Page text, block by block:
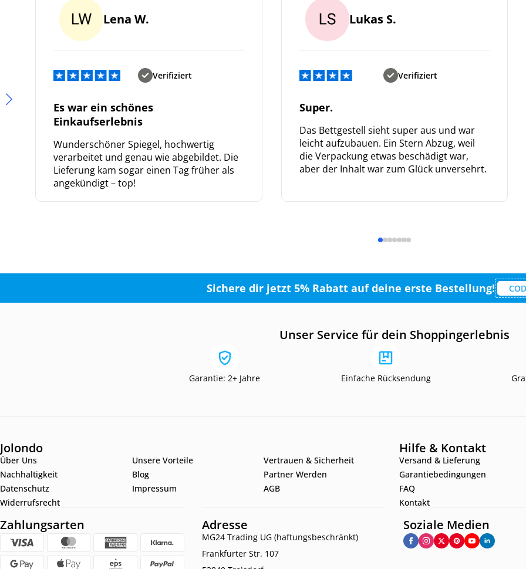
Lena W.
Verifiziert
Es war ein schönes
Einkaufserlebnis
Wunderschöner Spiegel, hochwertig
verarbeitet und genau wie abgebildet. Die
Lieferung kam sogar einen Tag früher als
angekündigt – top!
Lukas S.
Verifiziert
Super.
Das Bettgestell sieht super aus und war
leicht aufzubauen. Ein Stern Abzug, weil
die Verpackung etwas beschädigt war,
aber der Inhalt war zum Glück unversehrt.
Sichere dir jetzt 5% Rabatt auf deine erste Bestellung!
Unser Service für dein Shoppingerlebnis
Garantie: 2+ Jahre Einfache Rücksendung
Jolondo
Über Uns Unsere Vorteile
Vertrauen & Sicherheit
Nachhaltigkeit
Blog
Partner Werden
Datenschutz
Impressum
AGB
Widerrufsrecht
Hilfe & Kontakt
Versand & Lieferung
Garantiebedingungen
FAQ
Kontakt
Zahlungsarten Adresse
MG24 Trading UG (haftungsbeschränkt)
Frankfurter Str. 107
Soziale Medien